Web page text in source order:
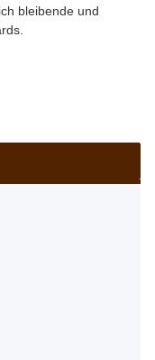
bleibende und